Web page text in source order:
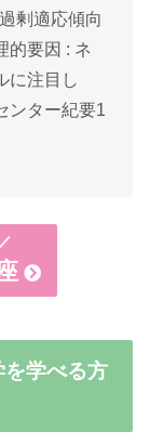
剰適応傾向
的要因 : ネ
に注目し
ンター紀要1
を学べる方